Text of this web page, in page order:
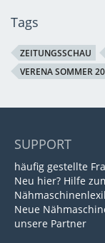
Tags
ZEITUNGSSCHAU
VERENA SOMMER
SUPPORT
häufig gestellte
Neu hier? Hilfe
Neue
unsere Partner